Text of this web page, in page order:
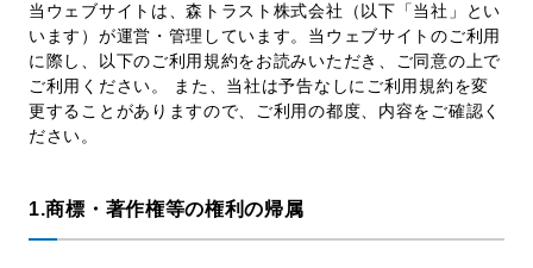
ュ
ー
を
開
く
ュ
ー
を
閉
じ
事業内容
サステナビリティ
当ウェブサイトは、森トラスト株式会社（以下「当社」とい
います）が運営・管理しています。当ウェブサイトのご利用
に際し、以下のご利用規約をお読みいただき、ご同意の上で
ご利用ください。 また、当社は予告なしにご利用規約を変
更することがありますので、ご利用の都度、内容をご確認く
ださい。
1.商標・著作権等の権利の帰属